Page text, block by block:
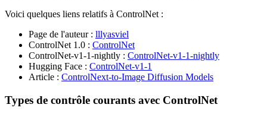
Voici quelques liens relatifs à ControlNet :
Page de l'auteur : lllyasviel
ControlNet 1.0 : ControlNet
ControlNet-v1-1-nightly : ControlNet-v1-1-nightly
Hugging Face : ControlNet-v1-1
Article : ControlNext-to-Image Diffusion Models
Types de contrôle courants avec ControlNet